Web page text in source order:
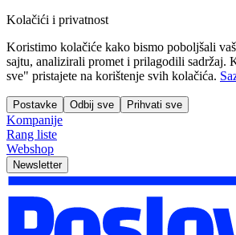
Kolačići i privatnost
Koristimo kolačiće kako bismo poboljšali
sajtu, analizirali promet i prilagodili sadržaj.
sve" pristajete na korištenje svih kolačića.
Postavke Odbij sve Prihvati sve
Kompanije
Rang liste
Webshop
Newsletter